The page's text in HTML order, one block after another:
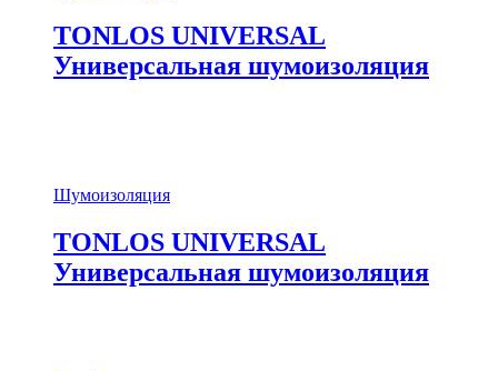
TONLOS UNIVERSAL
Универсальная шумоизоляция
Шумоизоляция
TONLOS UNIVERSAL
Универсальная шумоизоляция